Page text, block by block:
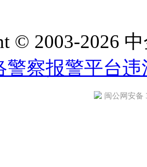
© 2003-2026
警察报警平台违
闽公网安备